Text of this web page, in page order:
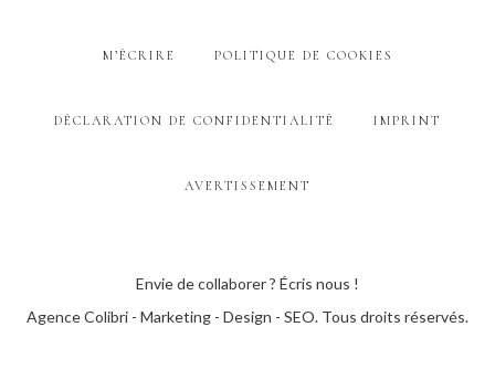
M’ÉCRIRE POLITIQUE DE COOKIES
DÉCLARATION DE CONFIDENTIALITÉ IMPRINT
AVERTISSEMENT
Envie de collaborer ? Écris nous !
Agence Colibri - Marketing - Design - SEO. Tous droits réservés.